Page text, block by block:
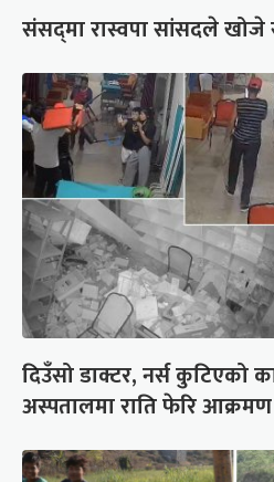
संसद्‍मा रास्वपा सांसदले खोजे
दिउँसो डाक्टर, नर्स कुटिएको
अस्पतालमा राति फेरि आक्रमण